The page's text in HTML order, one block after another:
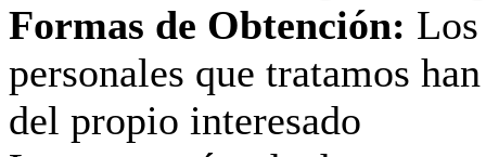
Formas de Obtención:
personales que tratamos
del propio interesado